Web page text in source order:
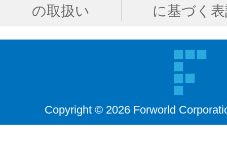
の取扱い
に基づく
Copyright © 2026 Forworld